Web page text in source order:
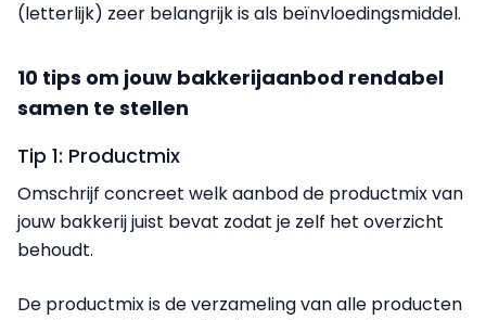
(letterlijk) zeer belangrijk is als beïnvloedingsmiddel.
10 tips om jouw bakkerijaanbod rendabel
samen te stellen
Tip 1: Productmix
Omschrijf concreet welk aanbod de productmix van
jouw bakkerij juist bevat zodat je zelf het overzicht
behoudt.
De productmix is de verzameling van alle producten